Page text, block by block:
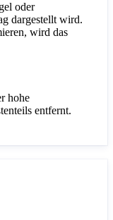
oder
dargestellt wird.
wird das
hohe
entfernt.